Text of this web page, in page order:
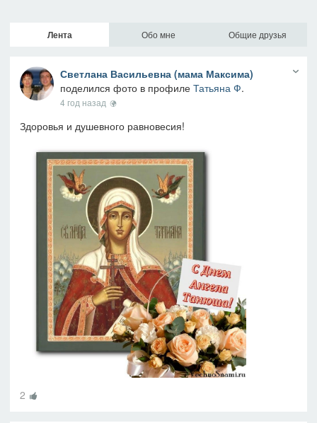
Лента Обо мне Общие друзья
Светлана Васильевна (мама Максима)
поделился фото в профиле Татьяна Ф.
4 год назад
Здоровья и душевного равновесия!
2